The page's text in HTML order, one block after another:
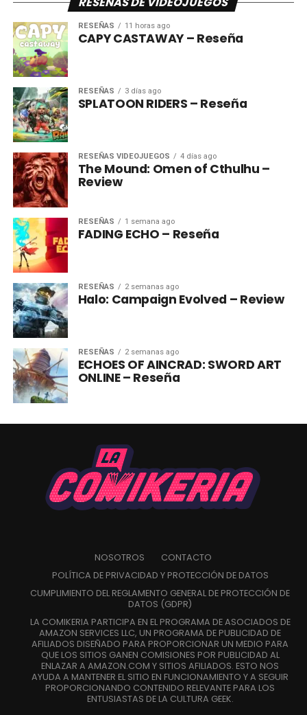
RESEÑAS 11 horas ago
CAPY CASTAWAY – Reseña
RESEÑAS 3 días ago
SPLATOON RIDERS – Reseña
RESEÑAS VIDEOJUEGOS 4 días ago
The Mound: Omen of Cthulhu –
Review
RESEÑAS 1 semana ago
FADING ECHO – Reseña
RESEÑAS 2 semanas ago
Halo: Campaign Evolved – Review
RESEÑAS 2 semanas ago
ECHOES OF AINCRAD: SWORD ART
ONLINE – Reseña
NOSOTROS
CONTACTO
POLÍTICA DE PRIVACIDAD Y PROTECCIÓN DE DATOS
CUMPLIMIENTO DEL REGLAMENTO GENERAL DE PROTECCIÓN DE
DATOS (GDPR)
LA COMIKERIA PARTICIPA EN EL PROGRAMA DE ASOCIADOS DE
AMAZON SERVICES LLC, UN PROGRAMA DE PUBLICIDAD DE
AFILIADOS DISEÑADO PARA PROPORCIONAR UN MEDIO PARA
QUE LOS SITIOS GANEN COMISIONES POR PUBLICIDAD AL
ENLAZAR A AMAZON.COM Y SITIOS AFILIADOS. ESTO NOS
AYUDA A MANTENER EL SITIO EN FUNCIONAMIENTO Y A SEGUIR
PROPORCIONANDO CONTENIDO RELEVANTE PARA LOS
ENTUSIASTAS DE LA CULTURA GEEK.